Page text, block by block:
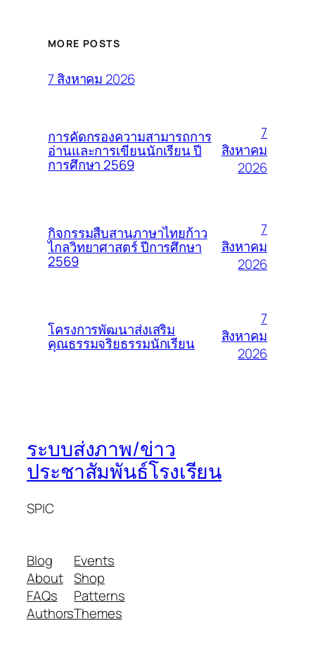
MORE POSTS
7 สิงหาคม 2026
การคัดกรองความสามารถการ
อ่านและการเขียนนักเรียน ปี
การศึกษา 2569
7
สิงหาคม
2026
กิจกรรมสืบสานภาษาไทยก้าว
ไกลวิทยาศาสตร์ ปีการศึกษา
2569
7
สิงหาคม
2026
โครงการพัฒนาส่งเสริม
คุณธรรมจริยธรรมนักเรียน
7
สิงหาคม
2026
ระบบส่งภาพ/ข่าว
ประชาสัมพันธ์โรงเรียน
SPIC
Blog
About
FAQs
Authors
Events
Shop
Patterns
Themes